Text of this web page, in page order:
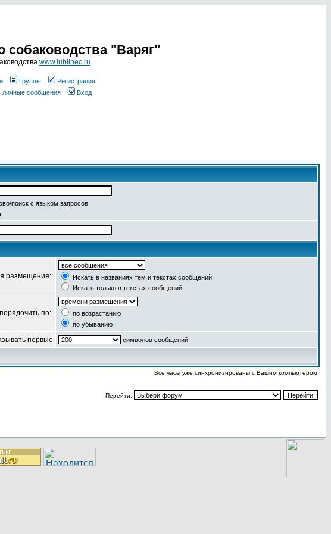
собаководства "Варяг"
www.lublinec.ru
Группы
Регистрация
личные сообщения Вход
поиск с языком запросов
размещения:
Искать в названиях тем и текстах сообщений
Искать только в текстах сообщений
по:
по возрастанию
по убыванию
первые символов сообщений
Все часы уже синхронизированы с Вашим компьютером
Перейти: